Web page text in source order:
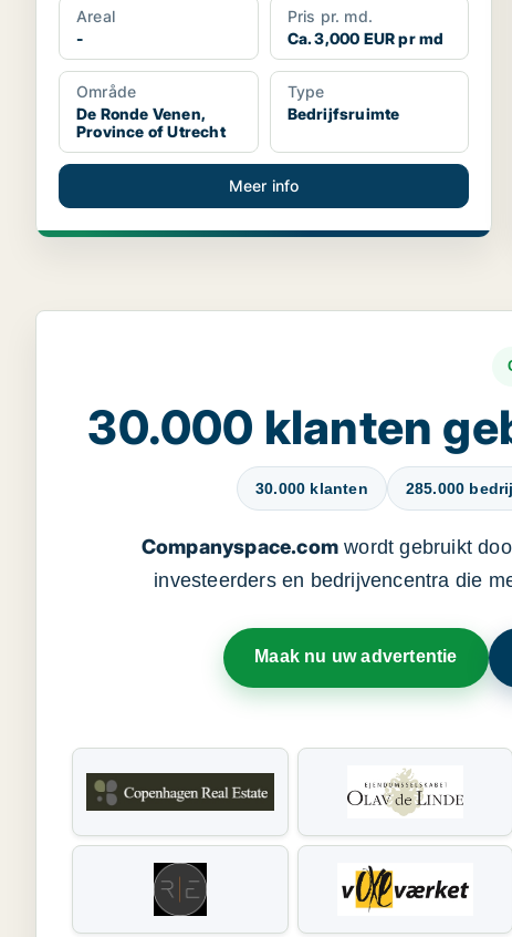
Areal
-
Pris pr. md.
Ca. 3,000 EUR pr md
Område
De Ronde Venen,
Province of Utrecht
Type
Bedrijfsruimte
Meer info
30.000 klanten
30.000 klanten 285.000
Companyspace.com wordt gebruikt
investeerders en bedrijvencentra die
Maak nu uw advertentie